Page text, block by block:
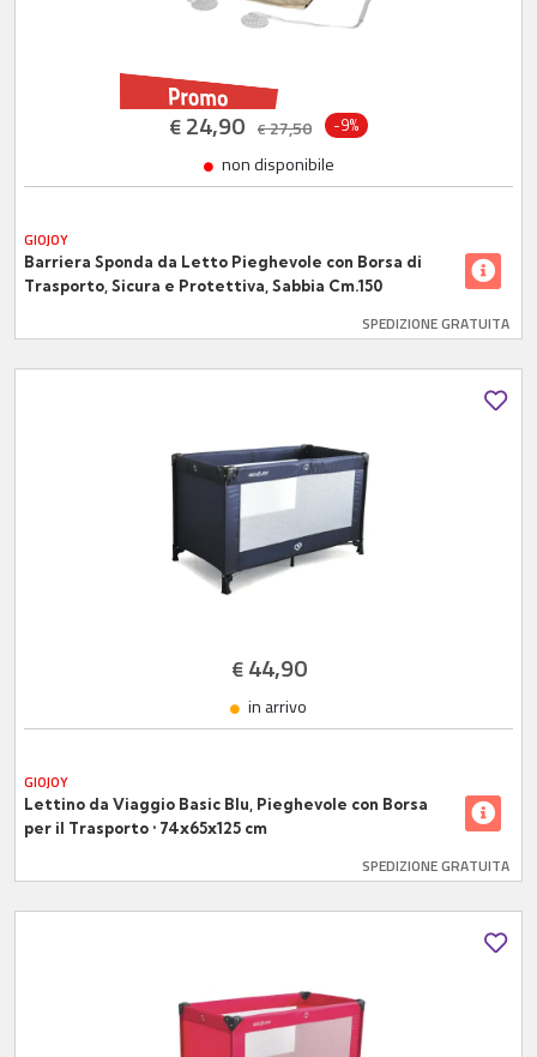
€24,90 €27,50 -9%
non disponibile
GIOJOY
Barriera Sponda da Letto Pieghevole con Borsa di
Trasporto, Sicura e Protettiva, Sabbia Cm.150
SPEDIZIONE GRATUITA
€44,90
in arrivo
GIOJOY
Lettino da Viaggio Basic Blu, Pieghevole con Borsa
per il Trasporto • 74x65x125 cm
SPEDIZIONE GRATUITA